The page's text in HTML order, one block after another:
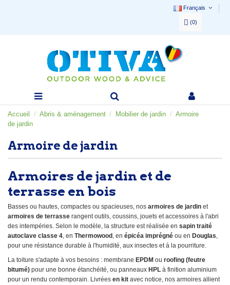
Français
(0)
Accueil Abris & aménagement Mobilier de jardin
Armoire
de jardin
Armoire de jardin
Armoires de jardin et de
terrasse en bois
Basses ou hautes, compactes ou spacieuses, nos armoires de jardin et
armoires de terrasse rangent outils, coussins, jouets et accessoires à l'abri
des intempéries. Selon le modèle, la structure est réalisée en sapin traité
autoclave classe 4, en Thermowood, en épicéa imprégné ou en Douglas,
pour une résistance durable à l'humidité, aux insectes et à la pourriture.
La toiture s'adapte à vos besoins : membrane EPDM ou roofing (feutre
bitumé) pour une bonne étanchéité, ou panneaux HPL à finition aluminium
pour un rendu contemporain. Livrées en kit avec notice, nos armoires allient